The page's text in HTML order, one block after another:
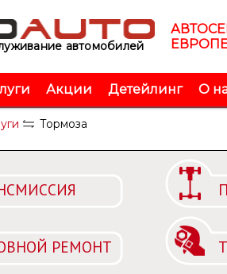
автомобилей
Акции Детейлинг О
Тормоза
РЕМОНТ
мне!
обслуживание!
обслуживание!